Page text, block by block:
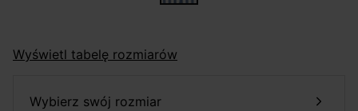
Wyświetl tabelę rozmiarów
wybierz swój rozmiar